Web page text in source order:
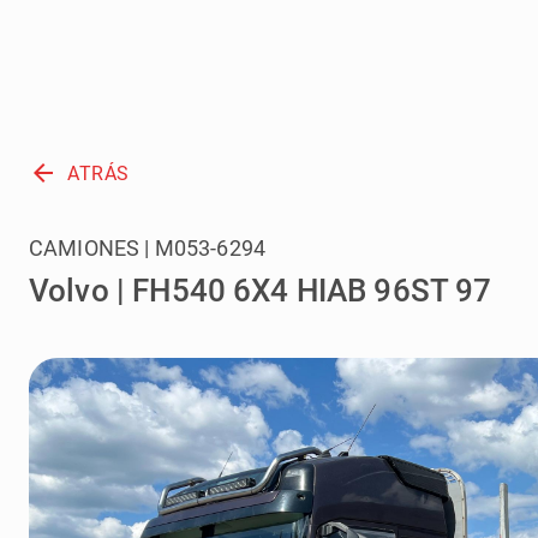
arrow_back ATRÁS
Volvo | FH540 6X4 HIAB 96ST 97
CAMIONES | M053-6294